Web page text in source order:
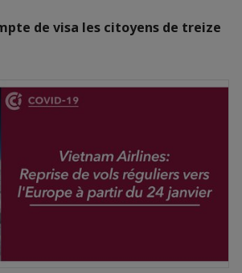
de visa les citoyens de treize